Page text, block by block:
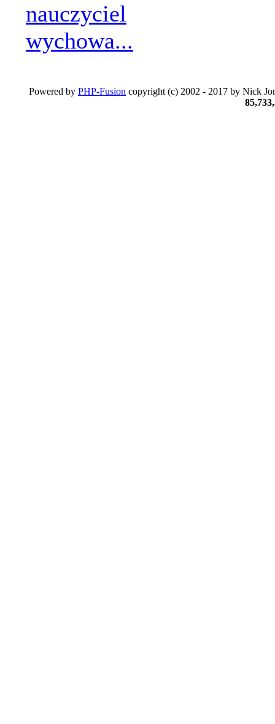
nauczyciel
wychowa...
Powered by PHP-Fusion copyright (c) 2002 - 2017 by Nick